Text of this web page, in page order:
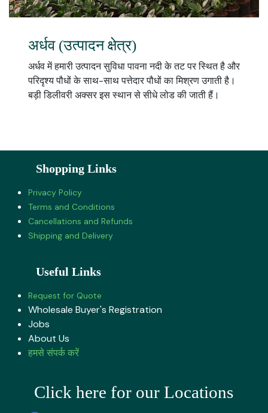
अर्धव (उत्पादन क्षेत्र)
अर्धव में हमारी उत्पादन सुविधा पावना नदी के तट पर स्थित है और
परिदृश्य पौधों के साथ-साथ पत्तेदार पौधों का मिश्रण उगाती है।
बड़ी डिलीवरी अक्सर इस स्थान से सीधे लोड की जाती हैं।
Shopping Links
Privacy Policy
Terms and Conditions
Cancellations and Refunds
Shipping and Delivery
Useful Links
Request for Quote
Wholesale Buyer's Registration
Jobs
About U​s
हमसे संपर्क करें
Click here for our Locations